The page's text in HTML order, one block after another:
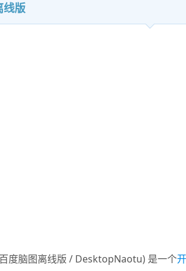
线版
度脑图离线版 / DesktopNaotu) 是一个